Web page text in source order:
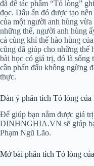
đã để tác phẩm “Tỏ lòng”
đọc. Dấu ấn đó được tạo
của một người anh hùng
những thế, người anh hùng
cả cùng khí thế hào hùng
cũng đã giúp cho những thế
bài học có giá trị, đó là
cần phấn đấu không ngừng
thực.
Dàn ý phân tích Tỏ lòng
Để giúp bạn nắm được giá
DINHNGHIA.VN sẽ giúp
Phạm Ngũ Lão.
Mở bài phân tích Tỏ lòng